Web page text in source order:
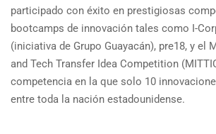
participado con éxito en prestigiosas
bootcamps de innovación tales como I-
(iniciativa de Grupo Guayacán), pre18, y el
and Tech Transfer Idea Competition
competencia en la que solo 10
entre toda la nación estadounidense.